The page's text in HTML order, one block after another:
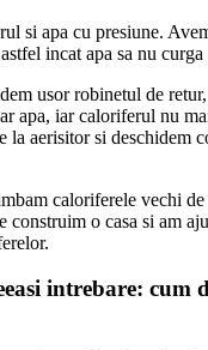
si apa cu presiune.
incat apa sa nu curga
usor robinetul de
apa, iar caloriferul nu
la aerisitor si deschidem
caloriferele vechi
construim o casa si am
intrebare: cum